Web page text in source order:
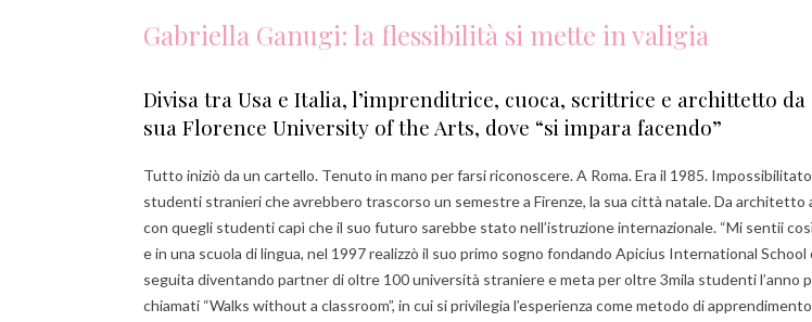
Gabriella Ganugi: la flessibilità si mette in valigia
Divisa tra Usa e Italia, l’imprenditrice, cuoca, scrittrice e archittetto
sua Florence University of the Arts, dove “si impara facendo”
Tutto iniziò da un cartello. Tenuto in mano per farsi riconoscere. A Roma. Era il 1985.
studenti stranieri che avrebbero trascorso un semestre a Firenze, la sua città natale. Da architetto
con quegli studenti capì che il suo futuro sarebbe stato nell’istruzione internazionale. “Mi sentii
e in una scuola di lingua, nel 1997 realizzò il suo primo sogno fondando Apicius International
seguita diventando partner di oltre 100 università straniere e meta per oltre 3mila studenti l’anno
chiamati “Walks without a classroom”, in cui si privilegia l’esperienza come metodo di